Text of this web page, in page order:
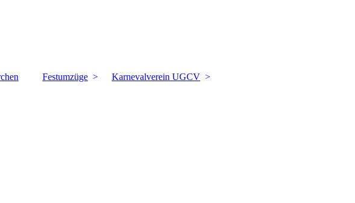
Festumzüge Karnevalverein UGCV